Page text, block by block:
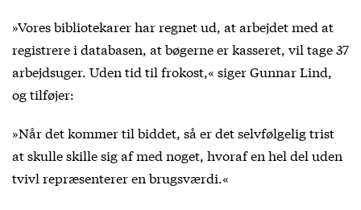
»Vores bibliotekarer har regnet ud, at arbejdet med at
registrere i databasen, at bøgerne er kasseret, vil tage 37
arbejdsuger. Uden tid til frokost,« siger Gunnar Lind,
og tilføjer:
»Når det kommer til biddet, så er det selvfølgelig trist
at skulle skille sig af med noget, hvoraf en hel del uden
tvivl repræsenterer en brugsværdi.«